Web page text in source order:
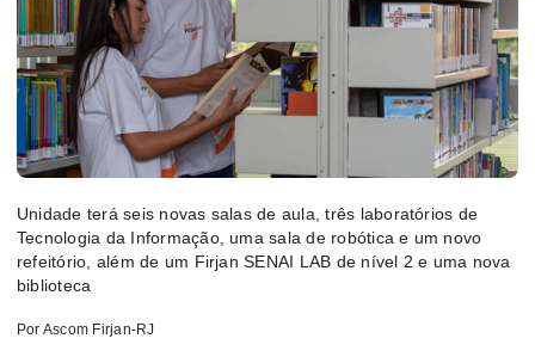
Unidade terá seis novas salas de aula, três laboratórios de
Tecnologia da Informação, uma sala de robótica e um novo
refeitório, além de um Firjan SENAI LAB de nível 2 e uma nova
biblioteca
Por Ascom Firjan-RJ